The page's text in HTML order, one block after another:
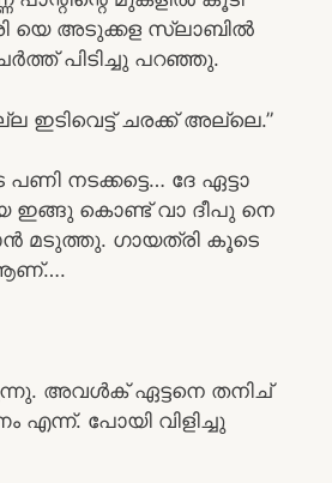
യെ അടുക്കള സ്ലാബിൽ
പിടിച്ചു പറഞ്ഞു.
ഇടിവെട്ട് ചരക്ക് അല്ലെ.”
നടക്കട്ടെ… ദേ ഏട്ടാ
ഇങ്ങു കൊണ്ട് വാ ദീപു നെ
മടുത്തു. ഗായത്രി കൂടെ
അവൾക് ഏട്ടനെ തനിച്
എന്ന്. പോയി വിളിച്ചു